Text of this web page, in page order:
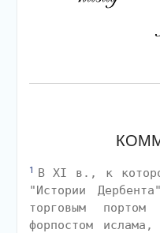
1
В XI в., к
"Истории
торговым
форпостом